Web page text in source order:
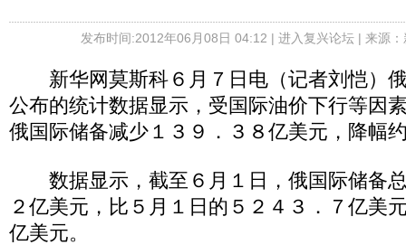
发布时间:2012年06月08日 04:12 | 进入复兴论坛| 来源
新华网莫斯科６月７日电（记者刘恺）
公布的统计数据显示，受国际油价下行等因
俄国际储备减少１３９．３８亿美元，降幅
数据显示，截至６月１日，俄国际储备
２亿美元，比５月１日的５２４３．７亿美
亿美元。